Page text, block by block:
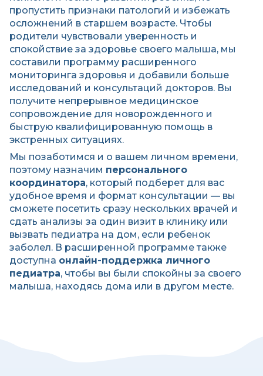
пропустить признаки патологий и избежать
осложнений в старшем возрасте. Чтобы
родители чувствовали уверенность и
спокойствие за здоровье своего малыша, мы
составили программу расширенного
мониторинга здоровья и добавили больше
исследований и консультаций докторов. Вы
получите непрерывное медицинское
сопровождение для новорожденного и
быструю квалифицированную помощь в
экстренных ситуациях.
Мы позаботимся и о вашем личном времени,
поэтому назначим персонального
координатора, который подберет для вас
удобное время и формат консультации — вы
сможете посетить сразу нескольких врачей и
сдать анализы за один визит в клинику или
вызвать педиатра на дом, если ребенок
заболел. В расширенной программе также
доступна онлайн-поддержка личного
педиатра, чтобы вы были спокойны за своего
малыша, находясь дома или в другом месте.